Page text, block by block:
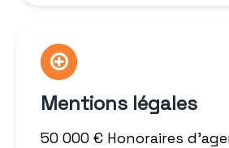
Mentions légales
50 000 € Honoraires